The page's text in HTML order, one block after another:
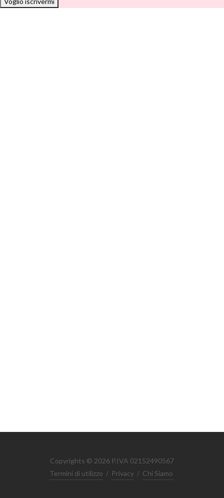
Copyrights © 2026 P.IVA 02152490567
Termini di utilizzo / Privacy / Chi Siamo